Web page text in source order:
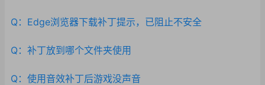
Q：Edge浏览器下载补丁提示，已阻止不安全
Q：补丁放到哪个文件夹使用
Q：使用音效补丁后游戏没声音